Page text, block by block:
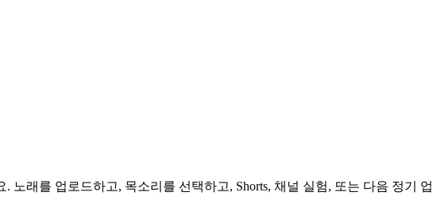
노래를 업로드하고, 목소리를 선택하고, Shorts, 채널 실험, 또는 다음 정기